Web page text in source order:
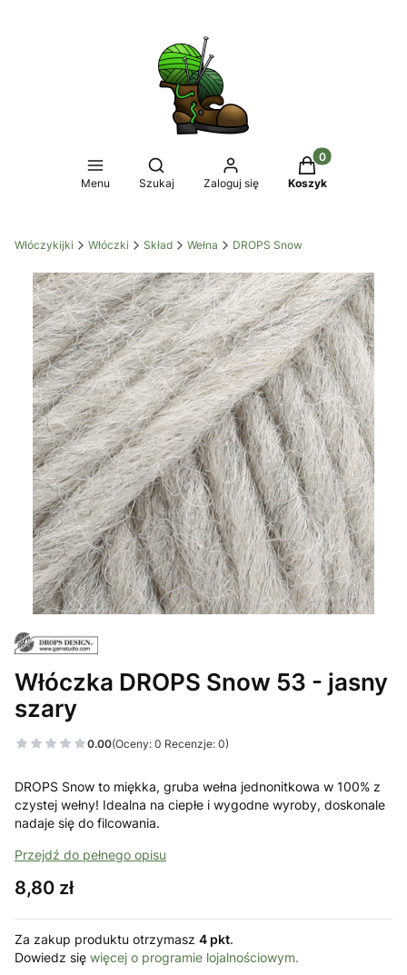
Menu
Otwórz wyszukiwarkę
Szukaj Zaloguj się
Produkty w
Koszyk
Włóczykijki Włóczki Skład Wełna DROPS Snow
Włóczka DROPS Snow 53 - jasny
szary
0.00(Oceny: 0 Recenzje: 0)
DROPS Snow to miękka, gruba wełna jednonitkowa w 100% z
czystej wełny! Idealna na ciepłe i wygodne wyroby, doskonale
nadaje się do filcowania.
Przejdź do pełnego opisu
Cena
8,80 zł
Za zakup produktu otrzymasz 4 pkt.
Dowiedz się więcej o programie lojalnościowym.